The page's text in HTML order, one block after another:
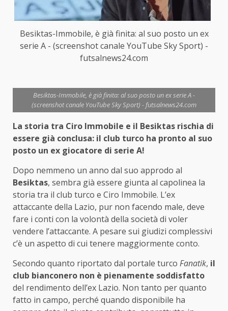
Besiktas-Immobile, è già finita: al suo posto un ex
serie A - (screenshot canale YouTube Sky Sport) -
futsalnews24.com
Besiktas-Immobile, è già finita: al suo posto un ex serie A -
(screenshot canale YouTube Sky Sport) - futsalnews24.com
La storia tra Ciro Immobile e il Besiktas rischia di
essere già conclusa: il club turco ha pronto al suo
posto un ex giocatore di serie A!
Dopo nemmeno un anno dal suo approdo al
Besiktas, sembra già essere giunta al capolinea la
storia tra il club turco e Ciro Immobile. L’ex
attaccante della Lazio, pur non facendo male, deve
fare i conti con la volontà della società di voler
vendere l’attaccante. A pesare sui giudizi complessivi
c’è un aspetto di cui tenere maggiormente conto.
Secondo quanto riportato dal portale turco Fanatik, il
club bianconero non è pienamente soddisfatto
del rendimento dell’ex Lazio. Non tanto per quanto
fatto in campo, perché quando disponibile ha